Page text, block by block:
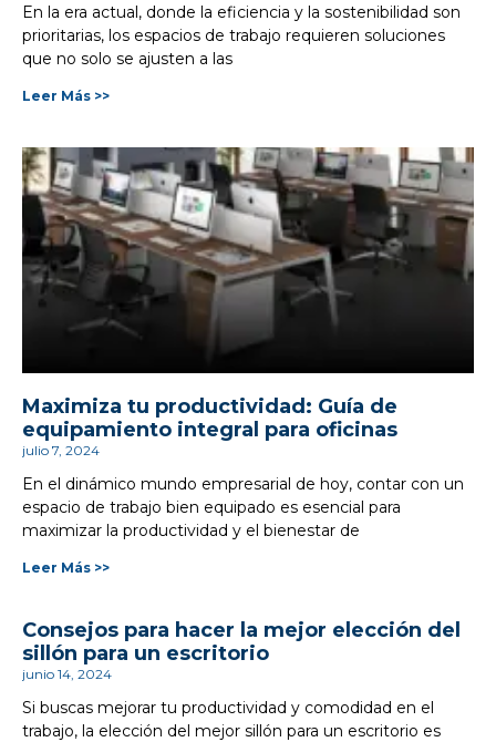
En la era actual, donde la eficiencia y la sostenibilidad son
prioritarias, los espacios de trabajo requieren soluciones
que no solo se ajusten a las
Leer Más >>
Maximiza tu productividad: Guía de
equipamiento integral para oficinas
julio 7, 2024
En el dinámico mundo empresarial de hoy, contar con un
espacio de trabajo bien equipado es esencial para
maximizar la productividad y el bienestar de
Leer Más >>
Consejos para hacer la mejor elección del
sillón para un escritorio
junio 14, 2024
Si buscas mejorar tu productividad y comodidad en el
trabajo, la elección del mejor sillón para un escritorio es